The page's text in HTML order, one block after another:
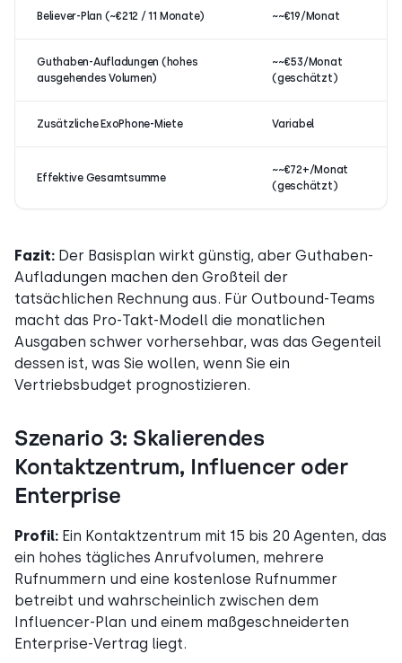
Believer-Plan (~€212 / 11 Monate) ~~€19/Monat
Guthaben-Aufladungen (hohes
ausgehendes Volumen)
~~€53/Monat
(geschätzt)
Zusätzliche ExoPhone-Miete Variabel
Effektive Gesamtsumme
~~€72+/Monat
(geschätzt)
Fazit: Der Basisplan wirkt günstig, aber Guthaben-
Aufladungen machen den Großteil der
tatsächlichen Rechnung aus. Für Outbound-Teams
macht das Pro-Takt-Modell die monatlichen
Ausgaben schwer vorhersehbar, was das Gegenteil
dessen ist, was Sie wollen, wenn Sie ein
Vertriebsbudget prognostizieren.
Szenario 3: Skalierendes
Kontaktzentrum, Influencer oder
Enterprise
Profil: Ein Kontaktzentrum mit 15 bis 20 Agenten, das
ein hohes tägliches Anrufvolumen, mehrere
Rufnummern und eine kostenlose Rufnummer
betreibt und wahrscheinlich zwischen dem
Influencer-Plan und einem maßgeschneiderten
Enterprise-Vertrag liegt.